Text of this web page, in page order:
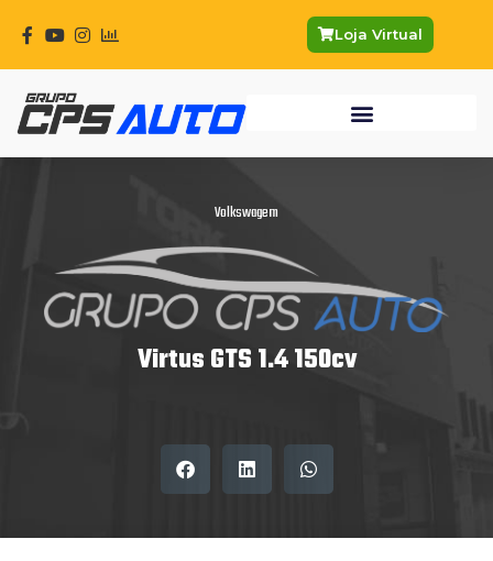
Loja Virtual
Volkswagem
Virtus GTS 1.4 150cv